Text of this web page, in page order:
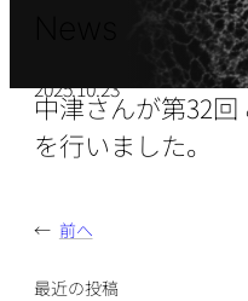
2025.10.23
中津さんが第32
を行いました。
← 前へ
最近の投稿